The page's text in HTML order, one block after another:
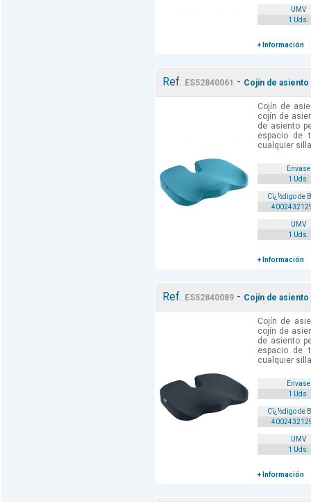
UMV
1 Uds.
+ Información
Ref. ES52840061 - Cojín de
Cojín de
cojín de
de asiento
espacio de
cualquier
Envase
1 Uds.
Cï¿½digo de
UMV
1 Uds.
+ Información
Ref. ES52840089- Cojín de
Cojín de
cojín de
de asiento
espacio de
cualquier
Envase
1 Uds.
Cï¿½digo de
UMV
1 Uds.
+ Información